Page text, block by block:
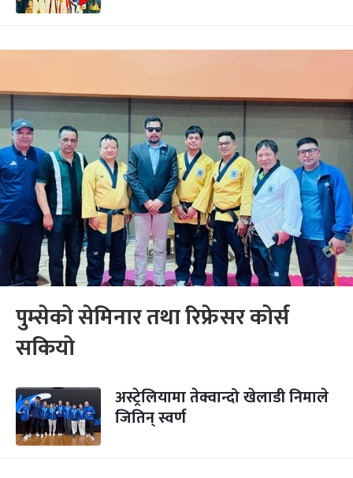
पुम्सेको सेमिनार तथा रिफ्रेसर कोर्स
सकियो
अस्ट्रेलियामा तेक्वान्दो खेलाडी निमाले
जितिन् स्वर्ण